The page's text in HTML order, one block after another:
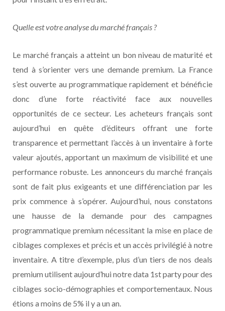
Quelle est votre analyse du marché français ?
Le marché français a atteint un bon niveau de maturité et
tend à s’orienter vers une demande premium. La France
s’est ouverte au programmatique rapidement et bénéficie
donc d’une forte réactivité face aux nouvelles
opportunités de ce secteur. Les acheteurs français sont
aujourd’hui en quête d’éditeurs offrant une forte
transparence et permettant l’accès à un inventaire à forte
valeur ajoutés, apportant un maximum de visibilité et une
performance robuste. Les annonceurs du marché français
sont de fait plus exigeants et une différenciation par les
prix commence à s’opérer. Aujourd’hui, nous constatons
une hausse de la demande pour des campagnes
programmatique premium nécessitant la mise en place de
ciblages complexes et précis et un accès privilégié à notre
inventaire. A titre d’exemple, plus d’un tiers de nos deals
premium utilisent aujourd’hui notre data 1st party pour des
ciblages socio-démographies et comportementaux. Nous
étions a moins de 5% il y a un an.